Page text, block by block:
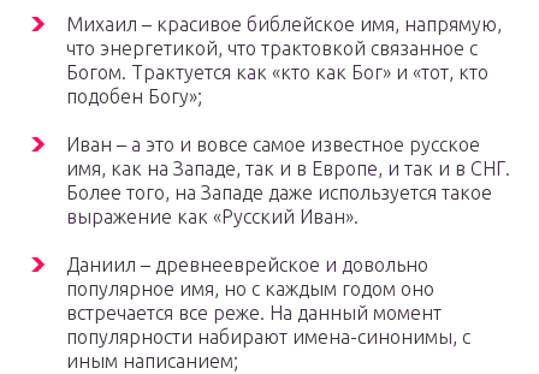
Михаил – красивое библейское имя, напрямую,
что энергетикой, что трактовкой связанное с
Богом. Трактуется как «кто как Бог» и «тот, кто
подобен Богу»;
Иван – а это и вовсе самое известное русское
имя, как на Западе, так и в Европе, и так и в СНГ.
Более того, на Западе даже используется такое
выражение как «Русский Иван».
Даниил – древнееврейское и довольно
популярное имя, но с каждым годом оно
встречается все реже. На данный момент
популярности набирают имена-синонимы, с
иным написанием;